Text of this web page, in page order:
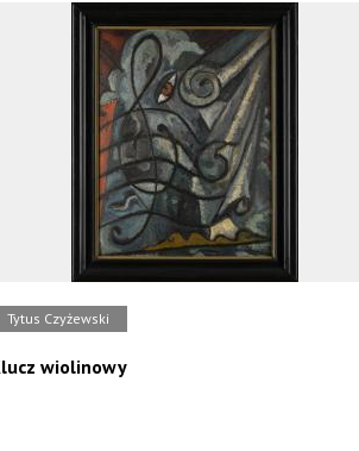
Tytus Czyżewski
wiolinowy